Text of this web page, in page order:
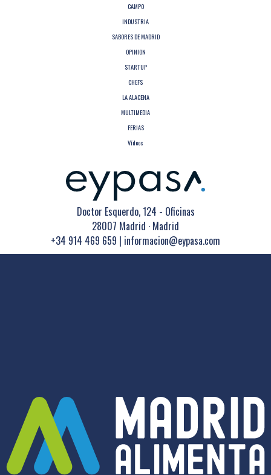
CAMPO
INDUSTRIA
SABORES DE MADRID
OPINION
STARTUP
CHEFS
LA ALACENA
MULTIMEDIA
FERIAS
Vídeos
Doctor Esquerdo, 124 - Oficinas
28007 Madrid · Madrid
+34 914 469 659 | informacion@eypasa.com